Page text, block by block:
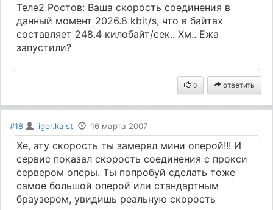
Теле2 Ростов: Ваша скорость соединения в
данный момент 2026.8 kbit/s, что в байтах
составляет 248.4 килобайт/сек.. Хм.. Ежа
запустили?
0 ответить
#18 igor.kaist 16 марта 2007
Хе, эту скорость ты замерял мини оперой!!! И
сервис показал скорость соединения с прокси
сервером оперы. Ты попробуй сделать тоже
самое большой оперой или стандартным
браузером, увидишь реальную скорость